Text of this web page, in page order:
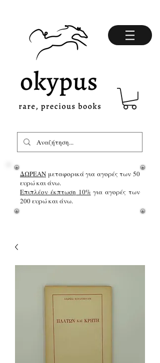
ΔΩΡΕΑΝ μεταφορικά για αγορές των 50
ευρώ και άνω.
Επιπλέον έκπτωση 10%για αγορές των
200 ευρώ και άνω.